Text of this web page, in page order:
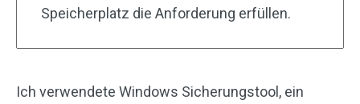
Speicherplatz die Anforderung erfüllen.
Ich verwendete Windows Sicherungstool, ein